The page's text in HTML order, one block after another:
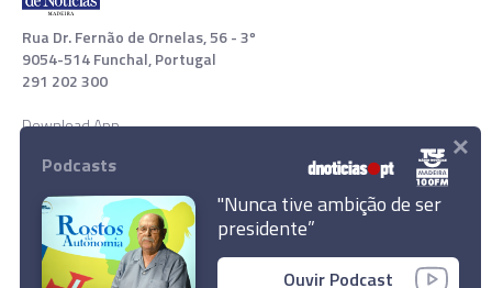
385 atletas inscritos no Madeira Island Ultra
Rua Dr. Fernão de Ornelas, 56 - 3º
9054-514 Funchal, Portugal
291 202 300
Download App
© 2021 Empresa Diário de Notícias, Lda. Todos os direitos
Podcasts
"Nunca tive ambição de ser
presidente”
Ouvir Podcast
×